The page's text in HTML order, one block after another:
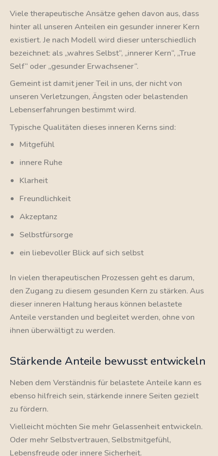
Viele therapeutische Ansätze gehen davon aus, dass
hinter all unseren Anteilen ein gesunder innerer Kern
existiert. Je nach Modell wird dieser unterschiedlich
bezeichnet: als „wahres Selbst“, „innerer Kern“, „True
Self“ oder „gesunder Erwachsener“.
Gemeint ist damit jener Teil in uns, der nicht von
unseren Verletzungen, Ängsten oder belastenden
Lebenserfahrungen bestimmt wird.
Typische Qualitäten dieses inneren Kerns sind:
Mitgefühl
innere Ruhe
Klarheit
Freundlichkeit
Akzeptanz
Selbstfürsorge
ein liebevoller Blick auf sich selbst
In vielen therapeutischen Prozessen geht es darum,
den Zugang zu diesem gesunden Kern zu stärken. Aus
dieser inneren Haltung heraus können belastete
Anteile verstanden und begleitet werden, ohne von
ihnen überwältigt zu werden.
Stärkende Anteile bewusst entwickeln
Neben dem Verständnis für belastete Anteile kann es
ebenso hilfreich sein, stärkende innere Seiten gezielt
zu fördern.
Vielleicht möchten Sie mehr Gelassenheit entwickeln.
Oder mehr Selbstvertrauen, Selbstmitgefühl,
Lebensfreude oder innere Sicherheit.